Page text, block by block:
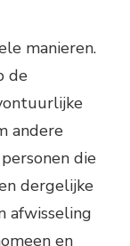
manieren.
de
andere
die
dergelijke
afwisseling
en